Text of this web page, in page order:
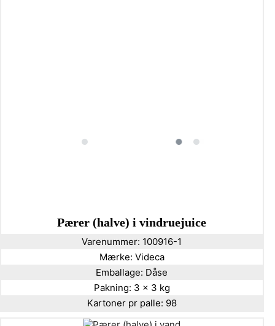
Pærer (halve) i vindruejuice
Varenummer: 100916-1
Mærke: Videca
Emballage: Dåse
Pakning: 3 x 3 kg
Kartoner pr palle: 98